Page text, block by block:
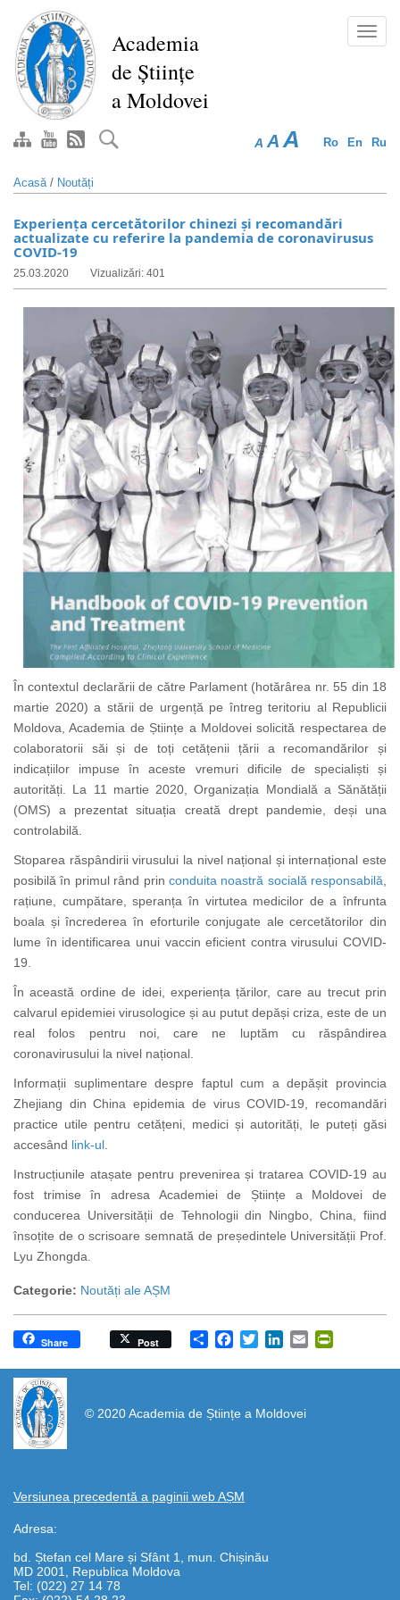
conţinutul
principal
Academia
de Științe
a Moldovei
Ro En Ru
A A A
Acasă/ Noutăți
Experiența cercetătorilor chinezi și recomandări
actualizate cu referire la pandemia de coronavirusus
COVID-19
25.03.2020 Vizualizări: 401
În contextul declarării de către Parlament (hotărârea nr. 55 din 18
martie 2020) a stării de urgență pe întreg teritoriu al Republicii
Moldova, Academia de Științe a Moldovei solicită respectarea de
colaboratorii săi și de toți cetățenii țării a recomandărilor și
indicațiilor impuse în aceste vremuri dificile de specialiști și
autorități. La 11 martie 2020, Organizația Mondială a Sănătății
(OMS) a prezentat situația creată drept pandemie, deși una
controlabilă.
Stoparea răspândirii virusului la nivel național și internațional este
posibilă în primul rând prin conduita noastră socială responsabilă
rațiune, cumpătare, speranța în virtutea medicilor de a înfrunta
boala și încrederea în eforturile conjugate ale cercetătorilor din
lume în identificarea unui vaccin eficient contra virusului COVID-
19.
În această ordine de idei, experiența țărilor, care au trecut prin
calvarul epidemiei virusologice și au putut depăși criza, este de un
real folos pentru noi, care ne luptăm cu răspândirea
coronavirusului la nivel național.
Informații suplimentare despre faptul cum a depășit provincia
Zhejiang din China epidemia de virus COVID-19, recomandări
practice utile pentru cetățeni, medici și autorități, le puteți găsi
accesând link-ul
Instrucțiunile atașate pentru prevenirea și tratarea COVID-19 au
fost trimise în adresa Academiei de Științe a Moldovei de
conducerea Universității de Tehnologii din Ningbo, China, fiind
însoțite de o scrisoare semnată de președintele Universității Prof.
Lyu Zhongda.
Categorie: Noutăți ale AȘM
Share
Share Post Facebook
TwitterLinkedIn
Email
© 2020 Academia de Științe a Moldovei
Versiunea precedentă a paginii web AȘM
Adresa:
bd. Ștefan cel Mare și Sfânt 1, mun. Chișinău
MD 2001, Republica Moldova
Tel: (022) 27 14 78
https://propletenie.ru/